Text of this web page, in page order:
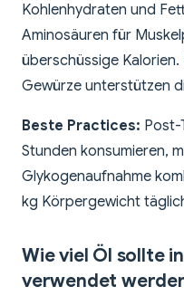
Kohlenhydraten und
Aminosäuren für
überschüssige
Gewürze unterstützen
Beste Practices: Post-
Stunden konsumieren,
Glykogenaufnahme
kg Körpergewicht
Wie viel Öl sollte
verwendet